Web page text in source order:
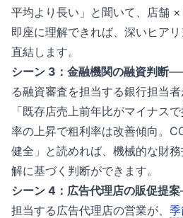
平均より長い」と聞いて、店舗
即座に理解できれば、深いヒア
直結します。
シーン 3：金融機関の融資判断
る融資審査を担当する銀行担当者
「既存店売上前年比がマイナス
率の上昇で粗利率は改善傾向。
健全」と読めれば、機械的な財
解に基づく判断ができます。
シーン 4：広告代理店の販促提案
担当する広告代理店の営業が、